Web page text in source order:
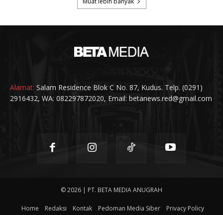
Alamat: Salam Residence Blok C No. 87, Kudus. Telp. (0291)
2916432, WA: 082297872020, Email: betanews.red@gmail.com
© 2026 | PT. BETA MEDIA ANUGRAH
Home Redaksi Kontak Pedoman Media Siber
Privacy Policy